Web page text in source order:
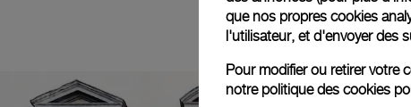
que nos propres cookies
l'utilisateur, et d'envoyer des
Pour modifier ou retirer votre
notre politique des cookies